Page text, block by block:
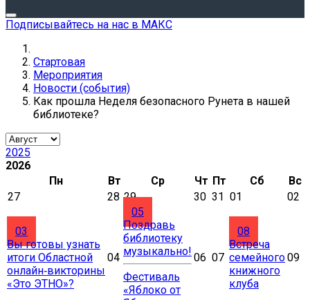
Подписывайтесь на нас в МАКС
Стартовая
Мероприятия
Новости (события)
Как прошла Неделя безопасного Рунета в нашей
библиотеке?
2025
2026
Пн
Вт Ср Чт Пт Сб
Вс
27
28 29 30 31 01 02
03
Вы готовы узнать
итоги Областной
онлайн‑викторины
«Это ЭТНО»?
04
05
Поздравь
библиотеку
музыкально!
Фестиваль
«Яблоко от
06 07
08
Встреча
семейного
книжного
клуба
09